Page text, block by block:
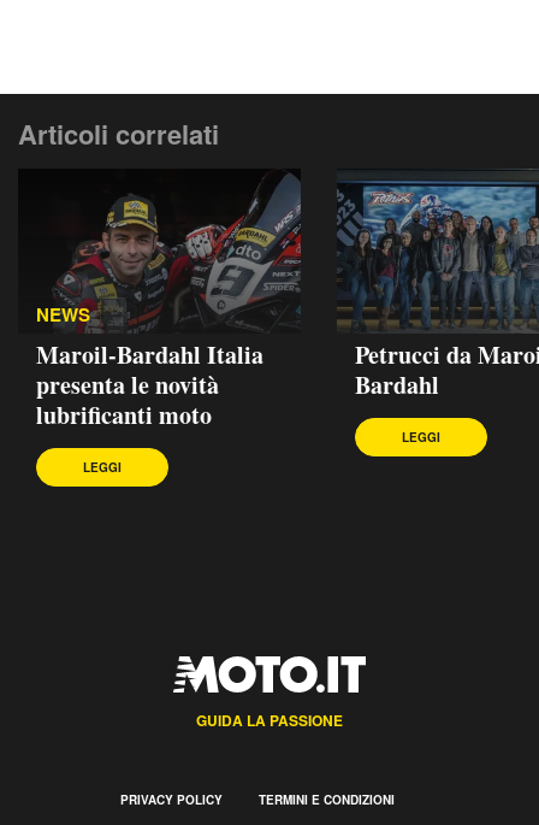
Articoli correlati
NEWS
Maroil-Bardahl Italia
presenta le novità
lubrificanti moto
LEGGI
Petrucci da
Bardahl
LEGGI
GUIDA LA PASSIONE
PRIVACY POLICY TERMINI E CONDIZIONI